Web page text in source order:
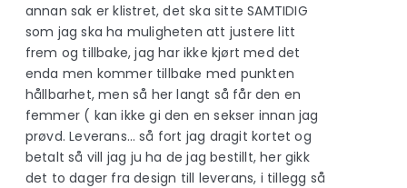
annan sak er klistret, det ska sitte SAMTIDIG
som jag ska ha muligheten att justere litt
frem og tillbake, jag har ikke kjørt med det
enda men kommer tillbake med punkten
hållbarhet, men så her langt så får den en
femmer ( kan ikke gi den en sekser innan jag
prøvd. Leverans… så fort jag dragit kortet og
betalt så vill jag ju ha de jag bestillt, her gikk
det to dager fra design till leverans, i tillegg så